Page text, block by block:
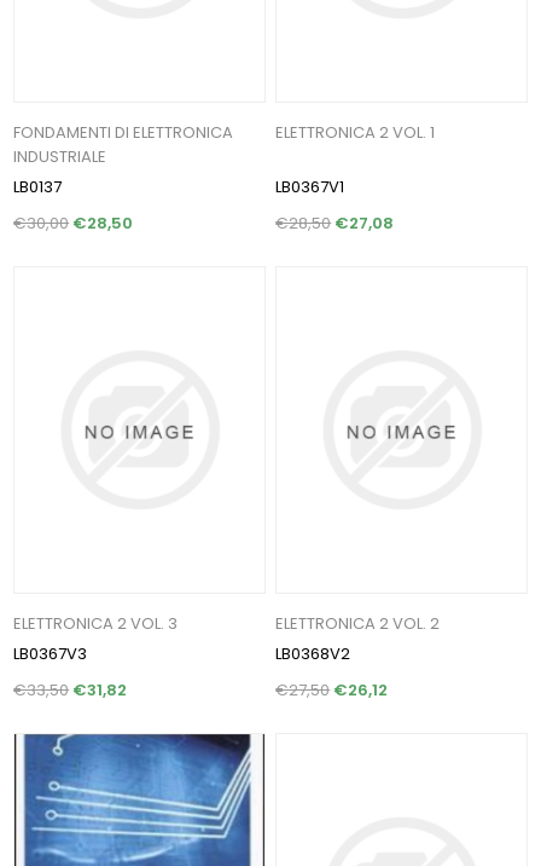
FONDAMENTI DI ELETTRONICA
INDUSTRIALE
LB0137
€30,00 €28,50
ELETTRONICA 2 VOL. 1
LB0367V1
€28,50€27,08
ELETTRONICA 2 VOL. 3
LB0367V3
€33,50 €31,82
ELETTRONICA 2 VOL. 2
LB0368V2
€27,50€26,12